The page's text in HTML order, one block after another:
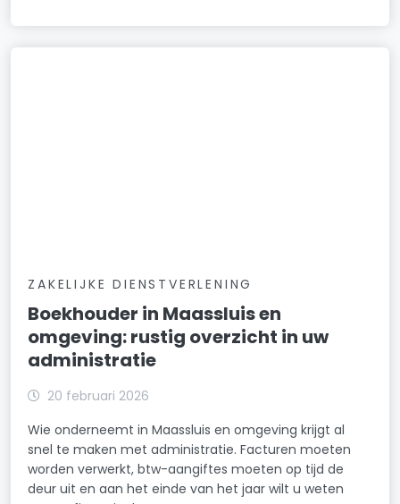
ZAKELIJKE DIENSTVERLENING
Boekhouder in Maassluis en
omgeving: rustig overzicht in uw
administratie
20 februari 2026
Wie onderneemt in Maassluis en omgeving krijgt al
snel te maken met administratie. Facturen moeten
worden verwerkt, btw-aangiftes moeten op tijd de
deur uit en aan het einde van het jaar wilt u weten